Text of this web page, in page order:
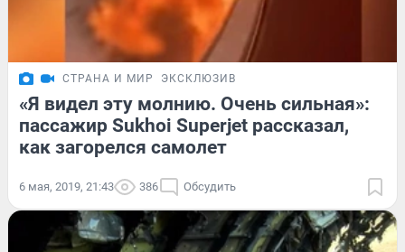
СТРАНА И МИР ЭКСКЛЮЗИВ
«Я видел эту молнию. Очень сильная»:
пассажир Sukhoi Superjet рассказал,
как загорелся самолет
6 мая, 2019, 21:43 386 Обсудить